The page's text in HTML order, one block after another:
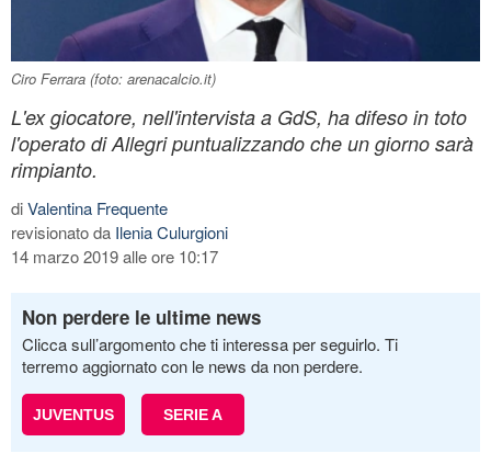
Ciro Ferrara (foto: arenacalcio.it)
L'ex giocatore, nell'intervista a GdS, ha difeso in toto
l'operato di Allegri puntualizzando che un giorno sarà
rimpianto.
diValentina Frequente
revisionato da Ilenia Culurgioni
14 marzo 2019 alle ore 10:17
Non perdere le ultime news
Clicca sull’argomento che ti interessa per seguirlo. Ti
terremo aggiornato con le news da non perdere.
JUVENTUS SERIE A